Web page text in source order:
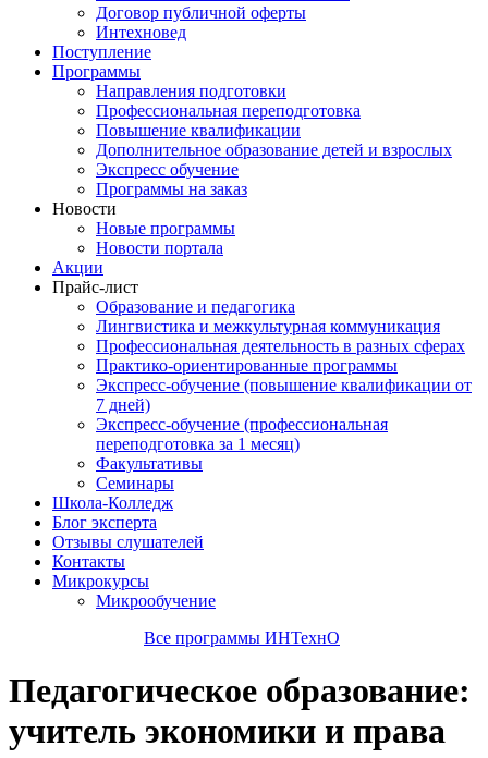
Договор публичной оферты
Интехновед
Поступление
Программы
Направления подготовки
Профессиональная переподготовка
Повышение квалификации
Дополнительное образование детей и взрослых
Экспресс обучение
Программы на заказ
Новости
Новые программы
Новости портала
Акции
Прайс-лист
Образование и педагогика
Лингвистика и межкультурная коммуникация
Профессиональная деятельность в разных сферах
Практико-ориентированные программы
Экспресс-обучение (повышение квалификации от
7 дней)
Экспресс-обучение (профессиональная
переподготовка за 1 месяц)
Факультативы
Семинары
Школа-Колледж
Блог эксперта
Отзывы слушателей
Контакты
Микрокурсы
Микрообучение
Все программы ИНТехнО
Педагогическое образование:
учитель экономики и права